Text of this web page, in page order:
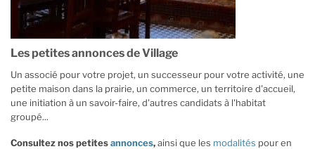
Les petites annonces de Village
Un associé pour votre projet, un successeur pour votre activité, une
petite maison dans la prairie, un commerce, un territoire d'accueil,
une initiation à un savoir-faire, d'autres candidats à l'habitat
groupé...
Consultez nos petitesannonces,ainsi que les modalités pour en